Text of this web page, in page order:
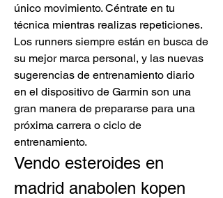
único movimiento. Céntrate en tu
técnica mientras realizas repeticiones.
Los runners siempre están en busca de
su mejor marca personal, y las nuevas
sugerencias de entrenamiento diario
en el dispositivo de Garmin son una
gran manera de prepararse para una
próxima carrera o ciclo de
entrenamiento.
Vendo esteroides en
madrid anabolen kopen